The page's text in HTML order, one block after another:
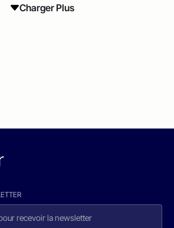
Charger Plus